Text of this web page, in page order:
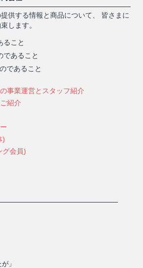
供する情報と商品について、 皆さまに
します。
ること
であること
であること
事業運営とスタッフ紹介
紹介
)
グ会員)
」